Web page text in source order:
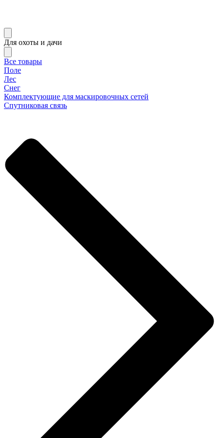
Для охоты и дачи
Все товары
Поле
Лес
Снег
Комплектующие для маскировочных сетей
Спутниковая связь